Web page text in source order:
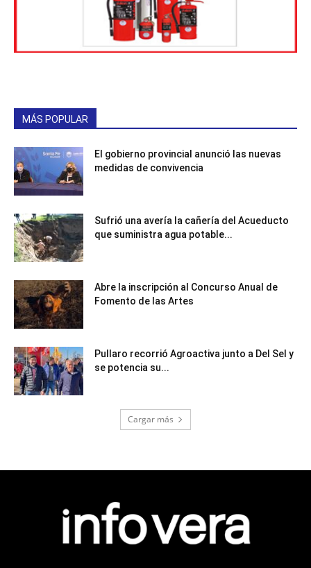
MÁS POPULAR
El gobierno provincial anunció las nuevas
medidas de convivencia
Sufrió una avería la cañería del Acueducto
que suministra agua potable...
Abre la inscripción al Concurso Anual de
Fomento de las Artes
Pullaro recorrió Agroactiva junto a Del Sel y
se potencia su...
Cargar más